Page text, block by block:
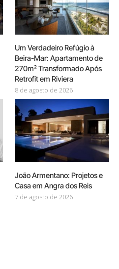
Um Verdadeiro Refúgio à
Beira-Mar: Apartamento de
270m² Transformado Após
Retrofit em Riviera
8 de agosto de 2026
João Armentano: Projetos e
Casa em Angra dos Reis
7 de agosto de 2026